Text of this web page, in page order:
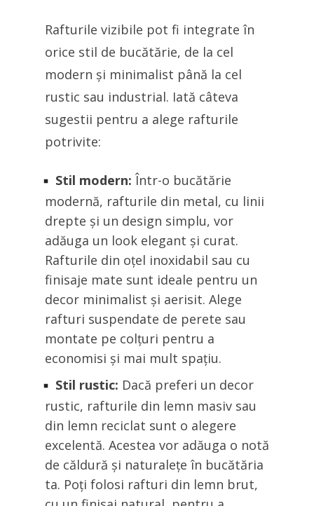
Rafturile vizibile pot fi integrate în
orice stil de bucătărie, de la cel
modern și minimalist până la cel
rustic sau industrial. Iată câteva
sugestii pentru a alege rafturile
potrivite:
Stil modern: Într-o bucătărie
modernă, rafturile din metal, cu linii
drepte și un design simplu, vor
adăuga un look elegant și curat.
Rafturile din oțel inoxidabil sau cu
finisaje mate sunt ideale pentru un
decor minimalist și aerisit. Alege
rafturi suspendate de perete sau
montate pe colțuri pentru a
economisi și mai mult spațiu.
Stil rustic: Dacă preferi un decor
rustic, rafturile din lemn masiv sau
din lemn reciclat sunt o alegere
excelentă. Acestea vor adăuga o notă
de căldură și naturalețe în bucătăria
ta. Poți folosi rafturi din lemn brut,